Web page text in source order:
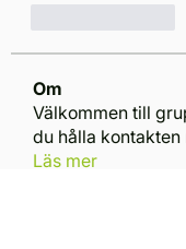
Om
Välkommen till
du hålla kontakten
Läs mer